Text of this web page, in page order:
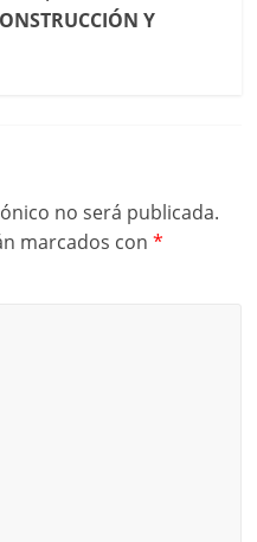
Y
no será publicada.
marcados con*